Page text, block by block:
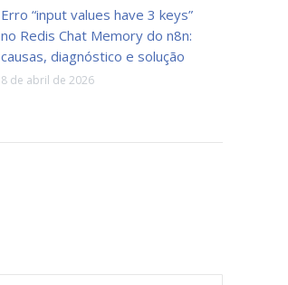
Erro “input values have 3 keys”
no Redis Chat Memory do n8n:
causas, diagnóstico e solução
8 de abril de 2026